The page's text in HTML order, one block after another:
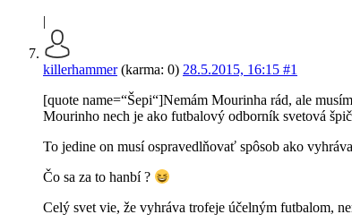
|
killerhammer(karma: 0) 28.5.2015, 16:15 #1
[quote name=“Šepi“]Nemám Mourinha rád, ale
Mourinho nech je ako futbalový odborník svetová
To jedine on musí ospravedlňovať spôsob ako
Čo sa za to hanbí ?
Celý svet vie, že vyhráva trofeje účelným futbalom,